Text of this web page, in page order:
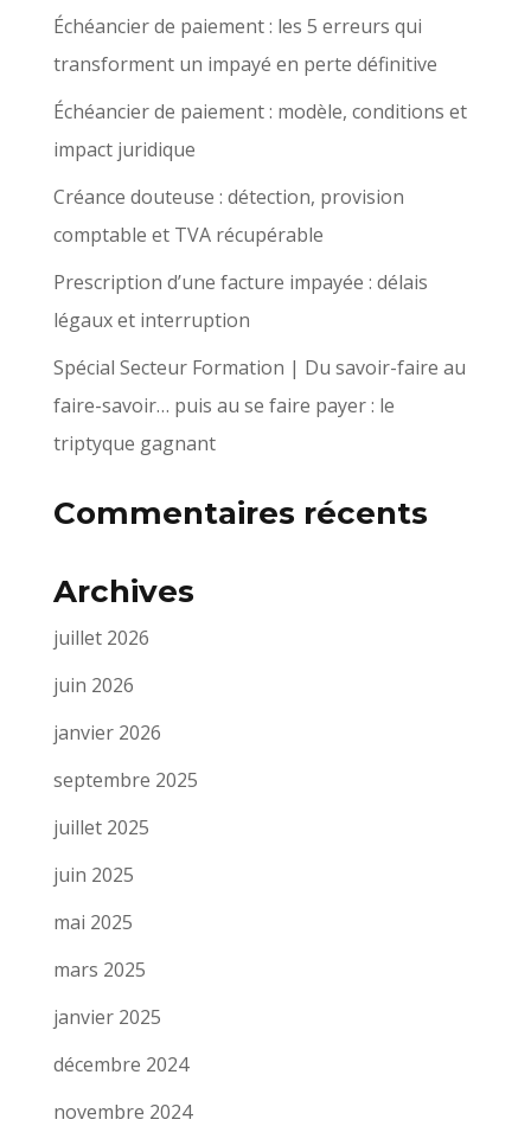
Échéancier de paiement : les 5 erreurs qui
transforment un impayé en perte définitive
Échéancier de paiement : modèle, conditions et
impact juridique
Créance douteuse : détection, provision
comptable et TVA récupérable
Prescription d’une facture impayée : délais
légaux et interruption
Spécial Secteur Formation | Du savoir-faire au
faire-savoir… puis au se faire payer : le
triptyque gagnant
Commentaires récents
Archives
juillet 2026
juin 2026
janvier 2026
septembre 2025
juillet 2025
juin 2025
mai 2025
mars 2025
janvier 2025
décembre 2024
novembre 2024